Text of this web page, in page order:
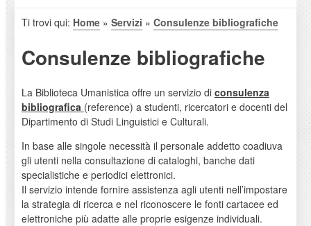
Ti trovi qui: Home» Servizi » Consulenze bibliografiche
Consulenze bibliografiche
La Biblioteca Umanistica offre un servizio di consulenza
bibliografica (reference) a studenti, ricercatori e docenti del
Dipartimento di Studi Linguistici e Culturali.
In base alle singole necessità il personale addetto coadiuva
gli utenti nella consultazione di cataloghi, banche dati
specialistiche e periodici elettronici.
Il servizio intende fornire assistenza agli utenti nell’impostare
la strategia di ricerca e nel riconoscere le fonti cartacee ed
elettroniche più adatte alle proprie esigenze individuali.